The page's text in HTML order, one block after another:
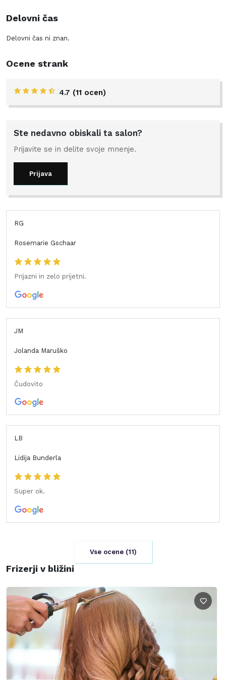
Delovni čas
Delovni čas ni znan.
Ocene strank
4.7 (11 ocen)
Ste nedavno obiskali ta salon?
Prijavite se in delite svoje mnenje.
Prijava
RG
Rosemarie Gschaar
Prijazni in zelo prijetni.
JM
Jolanda Maruško
Čudovito
LB
Lidija Bunderla
Super ok.
Vse ocene (11)
Frizerji v bližini